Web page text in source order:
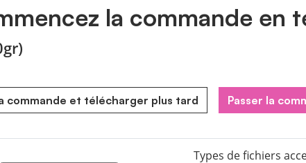
la commande en
commande et télécharger plus tard Passer la
Types de fichiers